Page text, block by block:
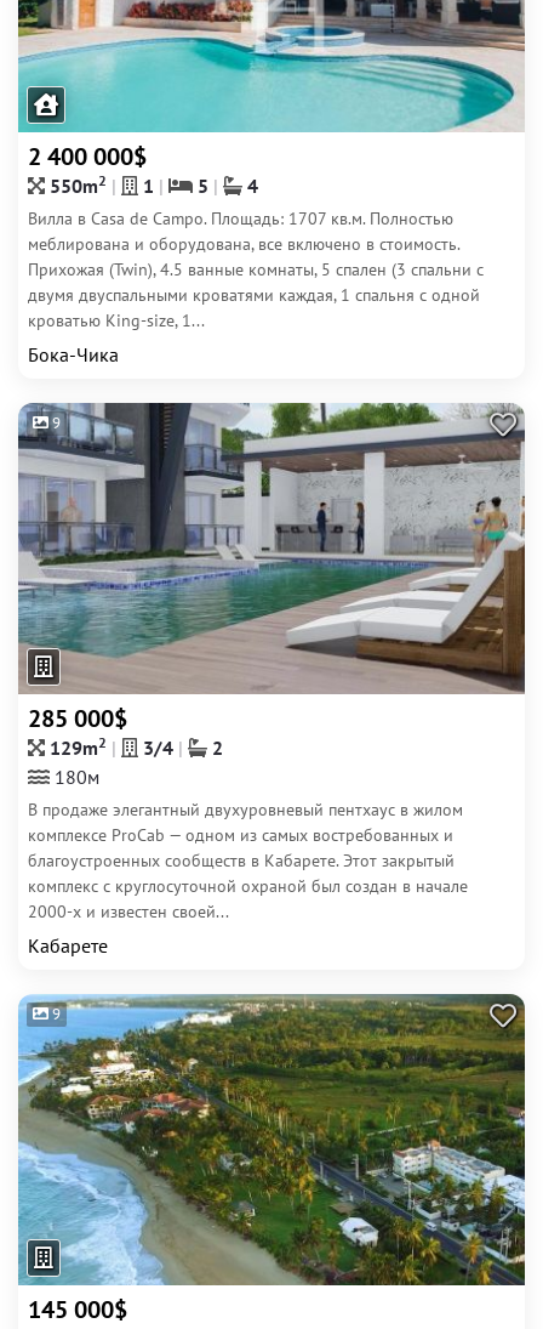
2 400 000$
550m2 1 5 4
Вилла в Casa de Campo. Площадь: 1707 кв.м. Полностью
меблирована и оборудована, все включено в стоимость.
Прихожая (Twin), 4.5 ванные комнаты, 5 спален (3 спальни с
двумя двуспальными кроватями каждая, 1 спальня с одной
кроватью King-size, 1...
Бока-Чика
9
285 000$
129m2 3/4
2
180м
В продаже элегантный двухуровневый пентхаус в жилом
комплексе ProCab — одном из самых востребованных и
благоустроенных сообществ в Кабарете. Этот закрытый
комплекс с круглосуточной охраной был создан в начале
2000-х и известен своей...
Кабарете
9
145 000$